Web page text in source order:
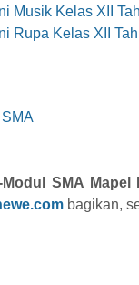
Musik Kelas XII
Rupa Kelas XII
Modul SMA
bagikan,